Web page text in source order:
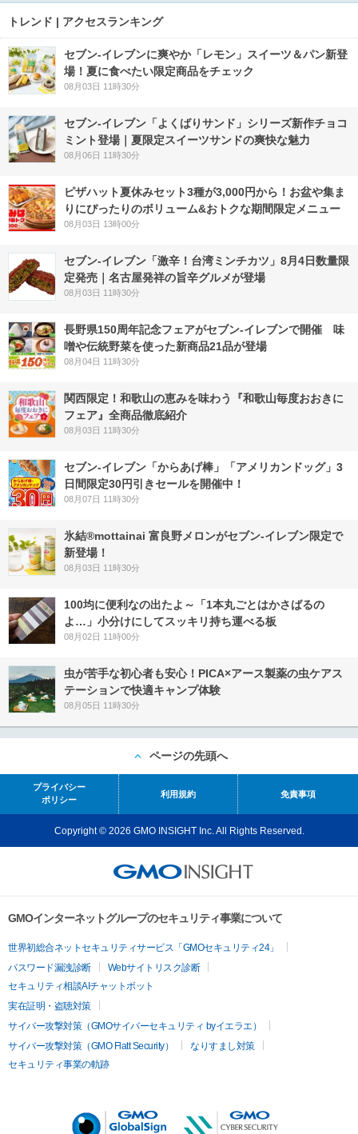
トレンド | アクセスランキング
セブン‐イレブンに爽やか「レモン」スイーツ＆パン新登
場！夏に食べたい限定商品をチェック
08月03日 11時30分
セブン‐イレブン「よくばりサンド」シリーズ新作チョコ
ミント登場｜夏限定スイーツサンドの爽快な魅力
08月06日 11時30分
ピザハット夏休みセット3種が3,000円から！お盆や集ま
りにぴったりのボリューム&おトクな期間限定メニュー
08月03日 13時00分
セブン-イレブン「激辛！台湾ミンチカツ」8月4日数量限
定発売｜名古屋発祥の旨辛グルメが登場
08月03日 11時30分
長野県150周年記念フェアがセブン-イレブンで開催 味
噌や伝統野菜を使った新商品21品が登場
08月04日 11時30分
関西限定！和歌山の恵みを味わう『和歌山毎度おおきに
フェア』全商品徹底紹介
08月03日 11時30分
セブン‐イレブン「からあげ棒」「アメリカンドッグ」3
日間限定30円引きセールを開催中！
08月07日 11時30分
氷結®mottainai 富良野メロンがセブン‐イレブン限定で
新登場！
08月03日 11時30分
100均に便利なの出たよ～「1本丸ごとはかさばるの
よ…」小分けにしてスッキリ持ち運べる板
08月02日 11時00分
虫が苦手な初心者も安心！PICA×アース製薬の虫ケアス
テーションで快適キャンプ体験
08月05日 11時30分
ページの先頭へ
プライバシー
ポリシー
利用規約 免責事項
Copyright © 2026 GMO INSIGHT Inc. All Rights Reserved.
GMOインターネットグループのセキュリティ事業について
世界初総合ネットセキュリティサービス「GMOセキュリティ24」
パスワード漏洩診断
Webサイトリスク診断
セキュリティ相談AIチャットボット
実在証明・盗聴対策
サイバー攻撃対策（GMOサイバーセキュリティ byイエラエ）
サイバー攻撃対策（GMO Flatt Security）
なりすまし対策
セキュリティ事業の軌跡